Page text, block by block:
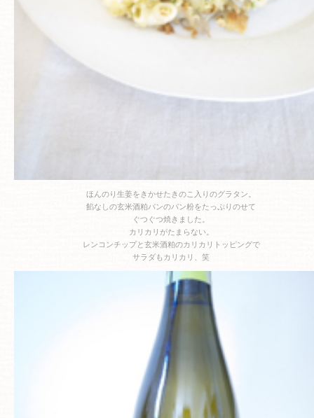
ほんのり生姜をきかせたきのこ入りのグラタン。
餡なしの玄米酒粕パンのパン粉をたっぷりのせて
ぐつぐつ焼きました。
カリカリがたまらない。
レンコンチップと玄米酒粕のカリカリトッピングで
サラダもカリカリ、笑